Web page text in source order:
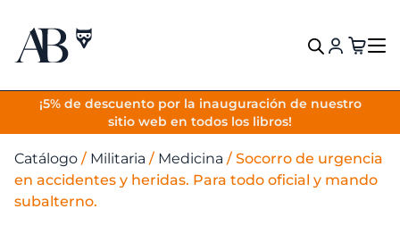
¡5% de descuento por la inauguración de nuestro
sitio web en todos los libros!
VOLVER
Catálogo / Militaria / Medicina / Socorro de urgencia
en accidentes y heridas. Para todo oficial y mando
subalterno.